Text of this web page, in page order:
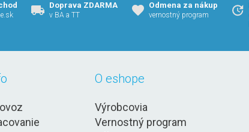
Doprava ZDARMA
v BA a TT
Odmena za nákup
vernostný program
O eshope
Výrobcovia
Vernostný program